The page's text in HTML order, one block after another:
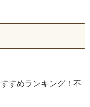
すめランキング！不